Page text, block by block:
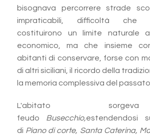
bisognava percorrere strade
impraticabili, difficoltà che
costituirono un limite naturale
economico, ma che insieme
abitanti di conservare, forse con
di altri siciliani, il ricordo della
la memoria complessiva del passato.
L'abitato
feudo Busecchio,estendendosi
di Piano di corte, Santa Caterina,